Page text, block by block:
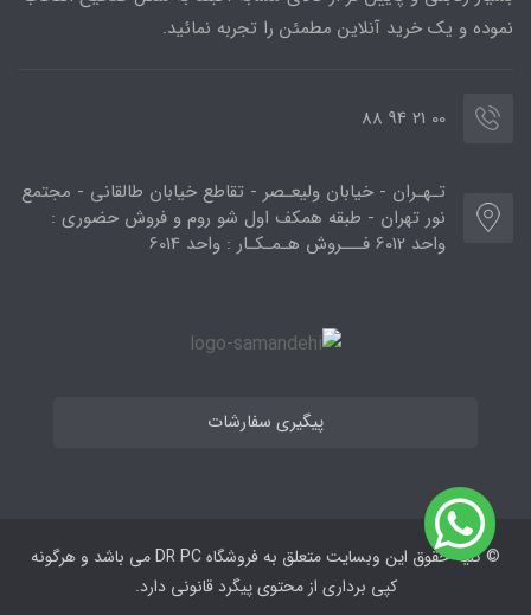
نموده و یک خرید آنلاین مطمئن را تجربه نمائید.
00 21 94 88
تـهـران - خیابان ولیعـصر - تقاطع خیابان طالقانی - مجتمع
نور تهران - طبقه همکف اول شو روم و فروش حضوری :
واحد 6012 فـــروش هـمـکـار : واحد 6014
پیگیری سفارشات
© کلیه حقوق این وبسایت متعلق به فروشگاه DR PC می ‌باشد و هرگونه
کپی برداری از محتوی پیگرد قانونی دارد.